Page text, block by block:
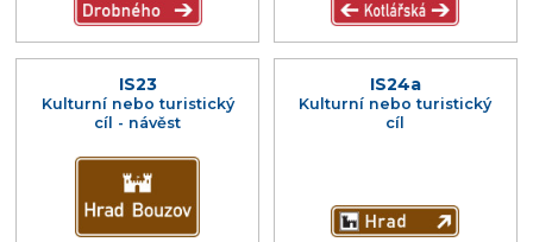
IS23
Kulturní nebo turistický
cíl - návěst
IS24a
Kulturní nebo turistický
cíl